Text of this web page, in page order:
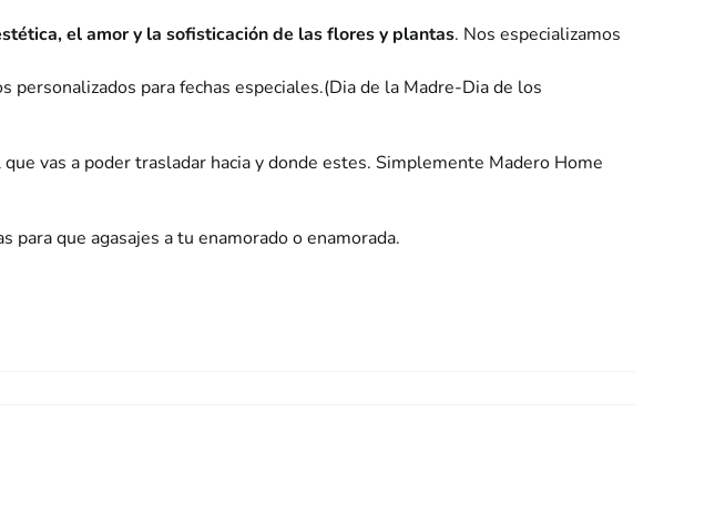
el amor y la sofisticación de las flores y plantas. Nos especializamos
personalizados para fechas especiales.(Dia de la Madre-Dia de los
vas a poder trasladar hacia y donde estes. Simplemente Madero Home
que agasajes a tu enamorado o enamorada.